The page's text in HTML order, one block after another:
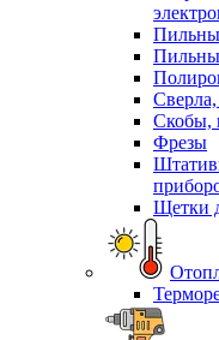
Скобы,
Фрезы
Щетки